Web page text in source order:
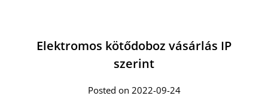
Elektromos kötődoboz vásárlás IP
szerint
Posted on 2022-09-24